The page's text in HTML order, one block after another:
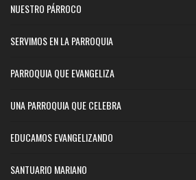
NUESTRO PÁRROCO
SERVIMOS EN LA PARROQUIA
PARROQUIA QUE EVANGELIZA
UNA PARROQUIA QUE CELEBRA
EDUCAMOS EVANGELIZANDO
SANTUARIO MARIANO